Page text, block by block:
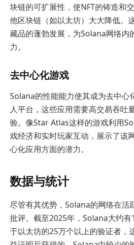
块链的可扩展性，使NFT的铸造和
他区块链（如以太坊）大大降低。
藏品的蓬勃发展，为Solana网络内
力。
去中心化游戏
Solana的性能能力使其成为去中心
人平台，这些应用需要高交易吞吐
验。像Star Atlas这样的游戏利用
戏经济和实时玩家互动，展示了该
心化应用方面的潜力。
数据与统计
尽管有其优势，Solana的网络在活
批评。截至2025年，Solana大约
于以太坊的25万个以上的验证者，